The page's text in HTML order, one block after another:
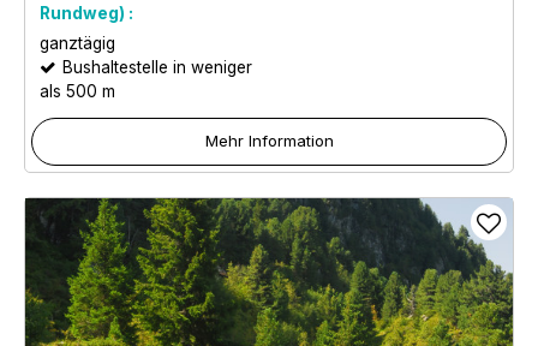
Rundweg) :
ganztägig
Bushaltestelle in weniger
als 500 m
Mehr Information